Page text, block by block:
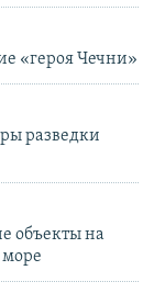
«героя Чечни»
разведки
объекты на